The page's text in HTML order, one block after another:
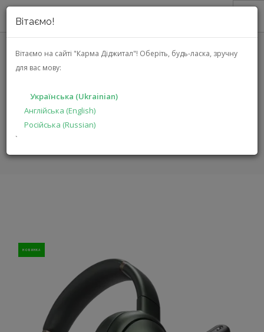
Вітаємо!
Вітаємо на сайті "Карма Діджитал"! Оберіть, будь-ласка, зручну
для вас мову:
Українська (Ukrainian)
Англійська (English)
Російська (Russian)
`
ПРО НАС
АКЦІЇ
РІШЕННЯ
ВИРОБНИКАМ
JBL TOUR ONE M3 SMART TX
ГОЛОВНА КАТАЛОГ
НОВИНКА